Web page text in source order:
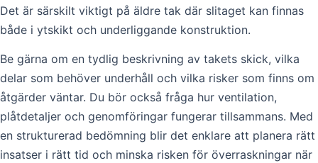
Det är särskilt viktigt på äldre tak där slitaget kan finnas
både i ytskikt och underliggande konstruktion.
Be gärna om en tydlig beskrivning av takets skick, vilka
delar som behöver underhåll och vilka risker som finns om
åtgärder väntar. Du bör också fråga hur ventilation,
plåtdetaljer och genomföringar fungerar tillsammans. Med
en strukturerad bedömning blir det enklare att planera rätt
insatser i rätt tid och minska risken för överraskningar när